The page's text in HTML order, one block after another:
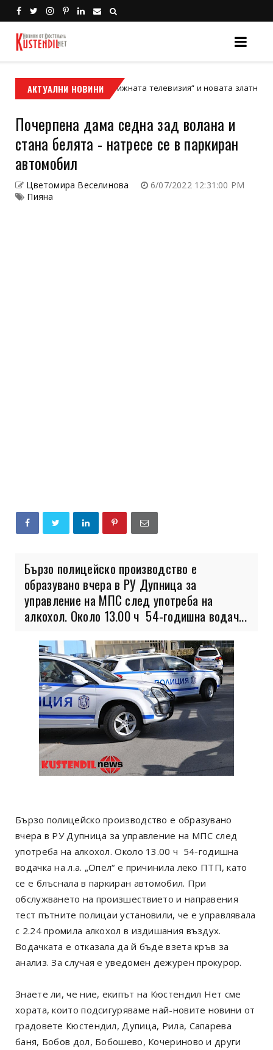
АКТУАЛНИ НОВИНИ
Залезът на „Престижната телевизия“ и новата златна ера на
Почерпена дама седна зад волана и
стана белята - натресе се в паркиран
автомобил
Цветомира Веселинова
6/07/2022 12:31:00 PM
Пияна
Бързо полицейско производство е
образувано вчера в РУ Дупница за
управление на МПС след употреба на
алкохол. Около 13.00 ч 54-годишна водач...
Бързо полицейско производство е образувано
вчера в РУ Дупница за управление на МПС след
употреба на алкохол. Около 13.00 ч 54-годишна
водачка на л.а. „Опел“ е причинила леко ПТП, като
се е блъснала в паркиран автомобил. При
обслужването на произшествието и направения
тест пътните полицаи установили, че е управлявала
с 2.24 промила алкохол в издишания въздух.
Водачката е отказала да й бъде взета кръв за
анализ. За случая е уведомен дежурен прокурор.
Знаете ли, че ние, екипът на Кюстендил Нет сме
хората, които подсигуряваме най-новите новини от
градовете Кюстендил, Дупица, Рила, Сапарева
баня, Бобов дол, Бобошево, Кочериново и други